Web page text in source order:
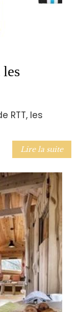
RTT, les
Lire la suite